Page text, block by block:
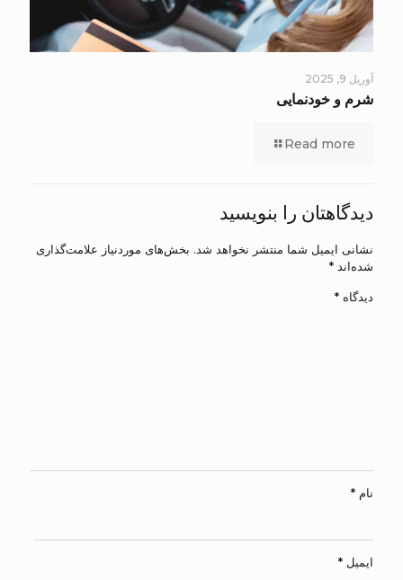
آوریل 9, 2025
شرم و خودنمایی
Read more
دیدگاهتان را بنویسید
نشانی ایمیل شما منتشر نخواهد شد. بخش‌های موردنیاز علامت‌گذاری
شده‌اند *
دیدگاه *
نام *
ایمیل *